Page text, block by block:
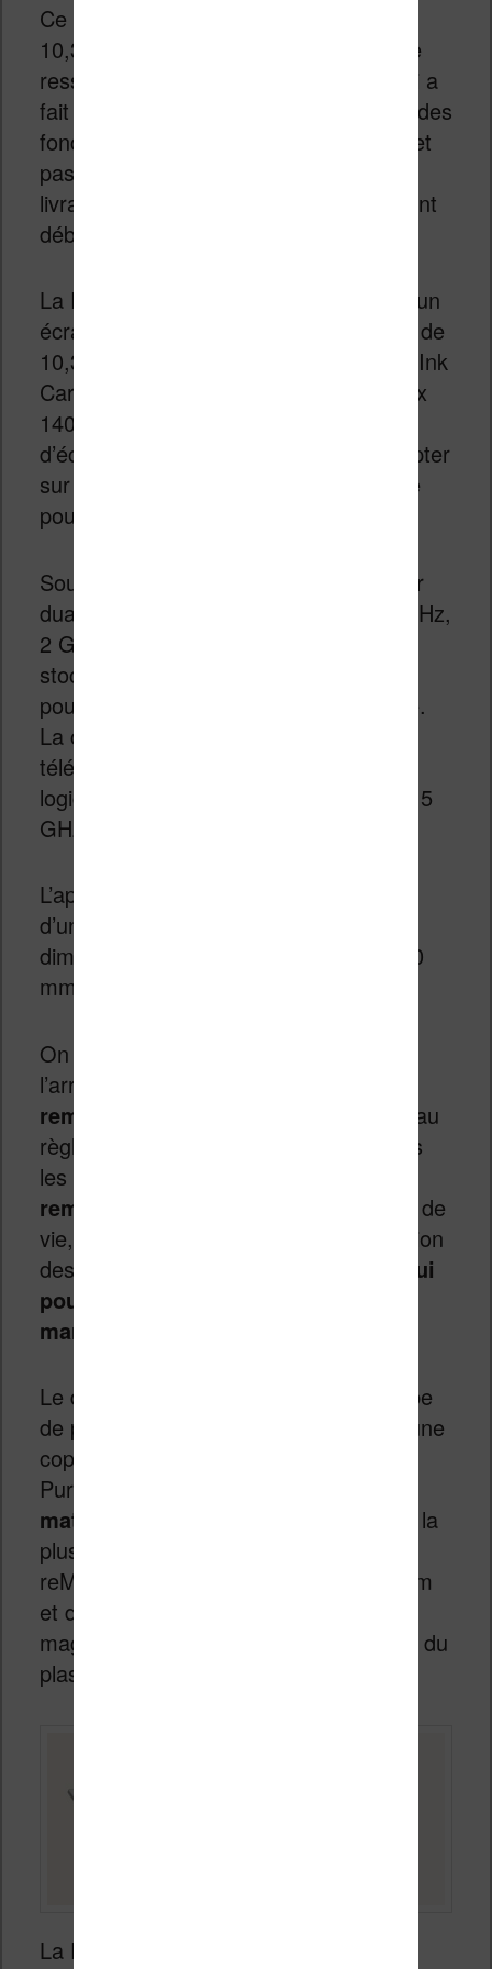
Ce nouveau bloc-notes numérique de
10,3 pouces en noir et blanc reprend le
ressenti d’écriture proche du papier qui a
fait la réputation de Remarkable, avec des
fonctionnalités pensées pour le travail et
pas pour la lecture. Les premières
livraisons aux particuliers commenceront
début juin, à partir de 399 €.
La Remarkable Paper Pure embarque un
écran « Canvas » (encre électronique) de
10,3 pouces basé sur la technologie E Ink
Carta 1300. La résolution est de 1872 x
1404 pixels avec 226 PPP. Il n’y a pas
d’éclairage frontal : il faudra donc compter
sur la lumière ambiante un peu comme
pour la
Sous le capot, on trouve un processeur
dual-core Cortex-A55 cadencé à 1,7 GHz,
2 Go de RAM LPDDR4 et 32 Go de
stockage interne. Pas d’emplacement
pour carte SD pour étendre la capacité.
La connexion à Internet et le
téléchargement des mises à jour
logicielles se font en Wi-Fi (2,4 GHz et 5
GHz) et Bluetooth 5.1.
L’appareil dispose d’un port USB-C et
d’une batterie de 3820 mAh. Ses
dimensions sont de 228,1 x 187,1 x 6,0
mm, pour un poids d’environ 360 g.
On remarque la présence de vis à
l’arrière, ce qui annonce
remplaçable
. Cela répond à un nouveau
règlement européen imposant que tous
les appareils permettent le
remplacement de leur batterie
en fin de
vie, afin de prolonger la durée d’utilisation
des produits.
Une excellente chose qui
pourraient inspirer les autres
marques…
Le design rappelle celui du Kindle Scribe
de première génération, sans en être une
copie conforme. La Remarkable Paper
Pure est composée de
matériaux recyclés
, soit la proportion la
plus élevée de tous les produits
reMarkable. Cela inclut 100 % du lithium
et du cobalt de la batterie, 90 % du
magnésium du châssis central et 73 % du
plastique du dos de l’appareil.
La Paper Pure ne sera pas compatible